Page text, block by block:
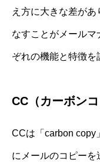
え方に大きな差が
なすことがメール
ぞれの機能と特徴を
CC（カーボン
CCは「carbon copy
にメールのコピーを